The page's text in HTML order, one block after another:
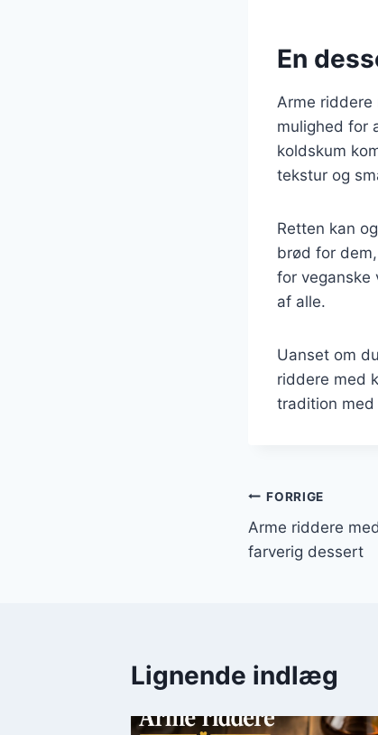
En
Arme
mulighed for
koldskum
tekstur og
Retten kan
brød for
for veganske
af alle.
Uanset om
riddere med
tradition med
FORRIGE
Arme riddere
farverig dessert
Lignende indlæg